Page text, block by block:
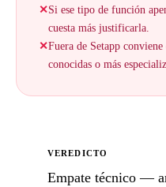
✕Si ese tipo de función
cuesta más justificarla.
✕Fuera de Setapp
conocidas o más
VEREDICTO
Empate técnico —